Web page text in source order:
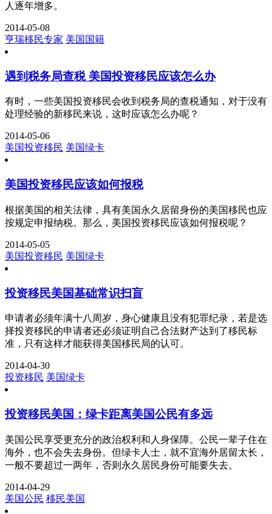
人逐年增多。
2014-05-08
亨瑞移民专家 美国国籍
遇到税务局查税 美国投资移民应该怎么办
有时，一些美国投资移民会收到税务局的查税通知，对于没有
处理经验的新移民来说，这时应该怎么办呢？
2014-05-06
美国投资移民 美国绿卡
美国投资移民应该如何报税
根据美国的相关法律，具有美国永久居留身份的美国移民也应
按规定申报纳税。那么，美国投资移民应该如何报税呢？
2014-05-05
美国投资移民 美国绿卡
投资移民美国基础常识扫盲
申请者必须年满十八周岁，身心健康且没有犯罪纪录，若是选
择投资移民的申请者还必须证明自己合法财产达到了移民标
准，只有这样才能获得美国移民局的认可。
2014-04-30
投资移民 美国绿卡
投资移民美国：绿卡距离美国公民有多远
美国公民享受更充分的政治权利和人身保障。公民一辈子住在
海外，也不会失去身份。但绿卡人士，就不宜海外居留太长，
一般不要超过一两年，否则永久居民身份可能要失去。
2014-04-29
美国公民 移民美国